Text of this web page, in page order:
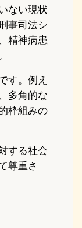
ない現状
事司法シ
精神病患
す。例え
多角的な
枠組みの
する社会
尊重さ